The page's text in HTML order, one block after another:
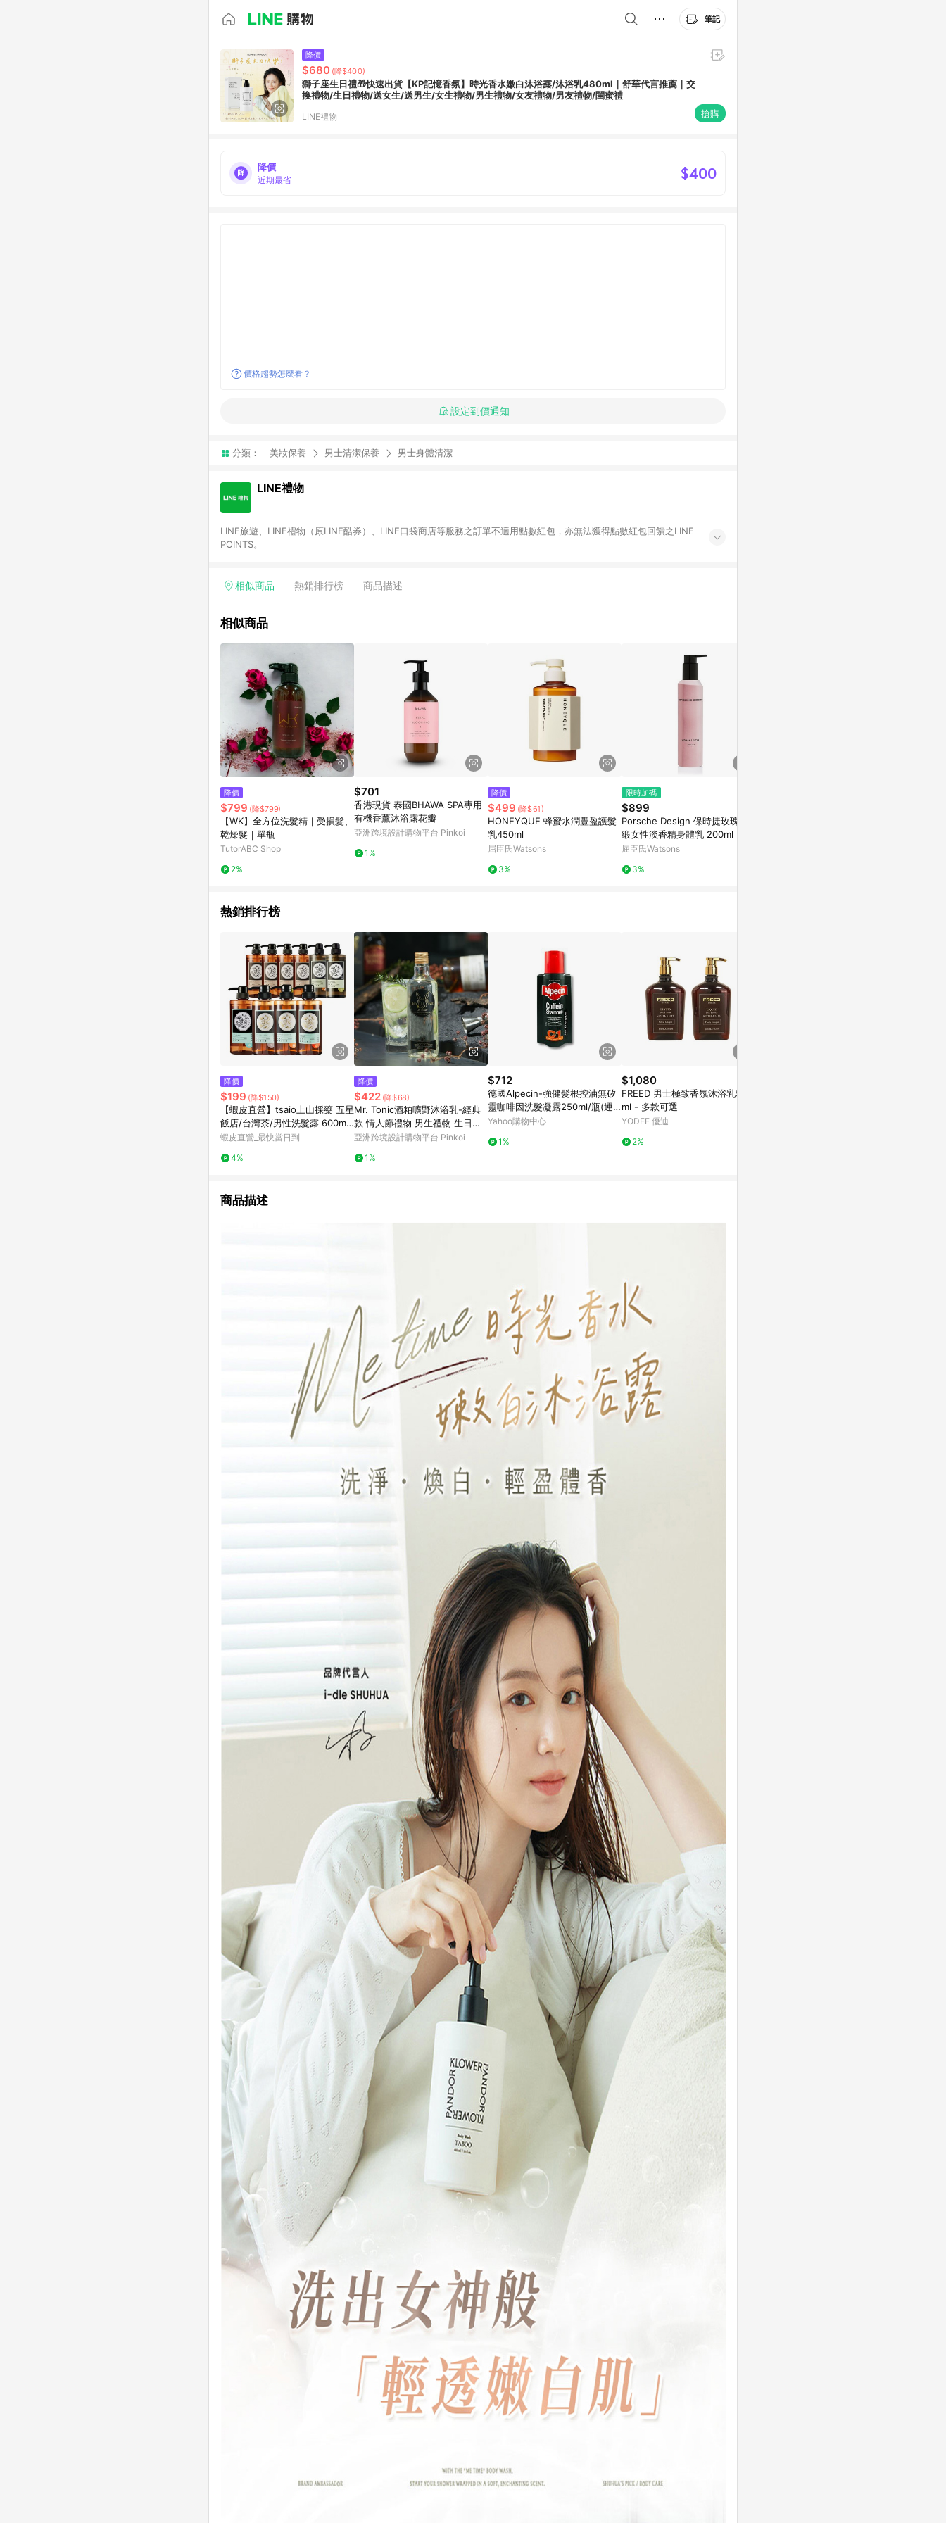
筆記
降價
$680 (降$400)
獅子座生日禮🎁快速出貨【KP記憶香氛】時光香水嫩白沐浴露/沐浴乳480ml｜舒華代言推薦｜交
換禮物/生日禮物/送女生/送男生/女生禮物/男生禮物/女友禮物/男友禮物/閨蜜禮
LINE禮物 搶購
降價
近期最省 $400
價格趨勢怎麼看？
設定到價通知
分類： 美妝保養 男士清潔保養 男士身體清潔
LINE禮物
LINE旅遊、LINE禮物（原LINE酷券）、LINE口袋商店等服務之訂單不適用點數紅包，亦無法獲得點數紅包回饋之LINE
POINTS。
相似商品 熱銷排行榜 商品描述
相似商品
降價
$799 (降$799)
【WK】全方位洗髮精｜受損髮、
乾燥髮｜單瓶
TutorABC Shop
2%
$701
香港現貨 泰國BHAWA SPA專用
有機香薰沐浴露花瓣
亞洲跨境設計購物平台 Pinkoi
1%
降價
$499 (降$61)
HONEYQUE 蜂蜜水潤豐盈護髮
乳450ml
屈臣氏Watsons
3%
限時加碼
$899
Porsche Design 保時捷玫瑰絲
緞女性淡香精身體乳 200ml
屈臣氏Watsons
3%
熱銷排行榜
降價
$199 (降$150)
【蝦皮直營】tsaio上山採藥 五星
飯店/台灣茶/男性洗髮露 600ml
植萃 保濕 控油 舒緩 洗髮精
蝦皮直營_最快當日到
4%
降價
$422 (降$68)
Mr. Tonic酒粕曠野沐浴乳-經典
款 情人節禮物 男生禮物 生日禮
物
亞洲跨境設計購物平台 Pinkoi
1%
$712
德國Alpecin-強健髮根控油無矽
靈咖啡因洗髮凝露250ml/瓶(運
動後沐浴洗護髮,男士調理頭皮,
Yahoo購物中心
1%
$1,080
FREED 男士極致香氛沐浴乳500
ml - 多款可選
YODEE 優迪
2%
商品描述